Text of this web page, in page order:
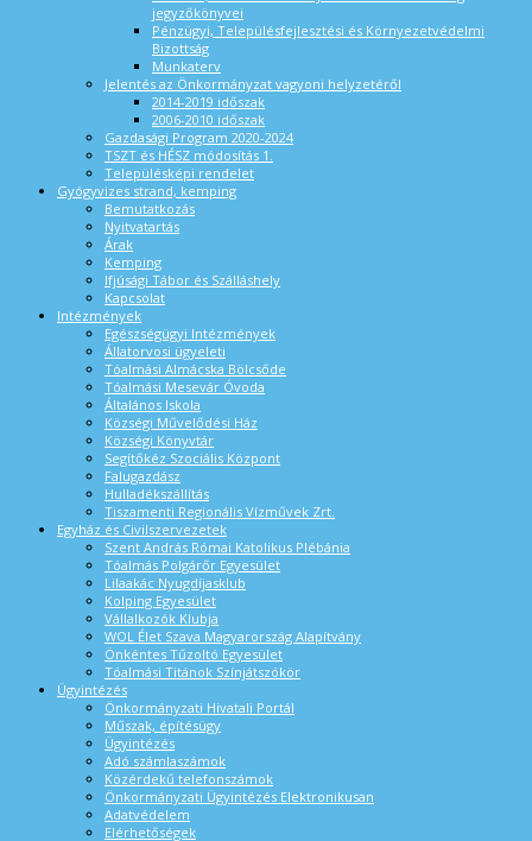
jegyzőkönyvei
Pénzügyi, Településfejlesztési és Környezetvédelmi
Bizottság
Munkaterv
Jelentés az Önkormányzat vagyoni helyzetéről
2014-2019 időszak
2006-2010 időszak
Gazdasági Program 2020-2024
TSZT és HÉSZ módosítás 1.
Településképi rendelet
Gyógyvizes strand, kemping
Bemutatkozás
Nyitvatartás
Árak
Kemping
Ifjúsági Tábor és Szálláshely
Kapcsolat
Intézmények
Egészségügyi Intézmények
Állatorvosi ügyeleti
Tóalmási Almácska Bölcsőde
Tóalmási Mesevár Óvoda
Általános Iskola
Községi Művelődési Ház
Községi Könyvtár
Segítőkéz Szociális Központ
Falugazdász
Hulladékszállítás
Tiszamenti Regionális Vízművek Zrt.
Egyház és Civilszervezetek
Szent András Római Katolikus Plébánia
Tóalmás Polgárőr Egyesület
Lilaakác Nyugdíjasklub
Kolping Egyesület
Vállalkozók Klubja
WOL Élet Szava Magyarország Alapítvány
Önkéntes Tűzoltó Egyesület
Tóalmási Titánok Színjátszókör
Ügyintézés
Önkormányzati Hivatali Portál
Műszak, építésügy
Ügyintézés
Adó számlaszámok
Közérdekű telefonszámok
Önkormányzati Ügyintézés Elektronikusan
Adatvédelem
Elérhetőségek